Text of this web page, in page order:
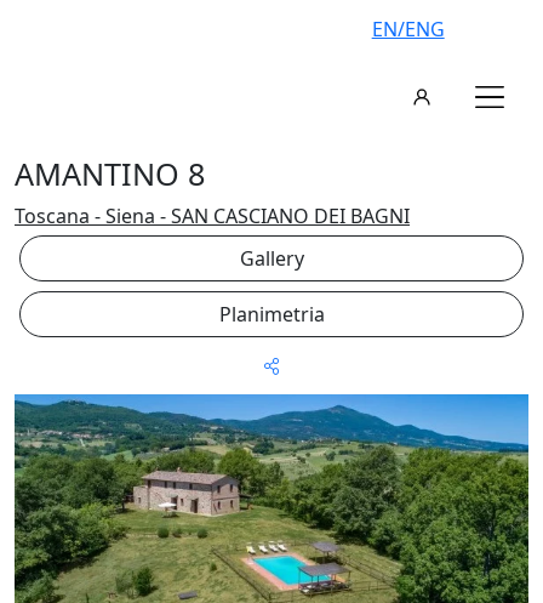
EN/ENG
AMANTINO 8
Toscana - Siena - SAN CASCIANO DEI BAGNI
Gallery
Planimetria